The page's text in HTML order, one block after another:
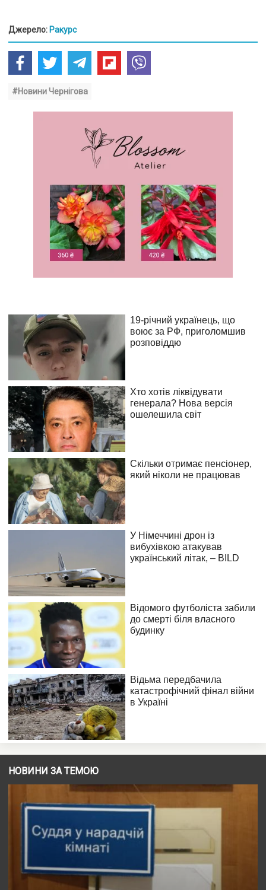
Джерело: Ракурс
#Новини Чернігова
НОВИНИ ЗА ТЕМОЮ